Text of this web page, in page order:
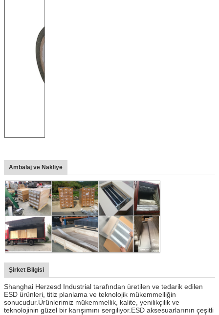
Ambalaj ve Nakliye
Şirket Bilgisi
Shanghai Herzesd Industrial tarafından üretilen ve tedarik edilen
ESD ürünleri, titiz planlama ve teknolojik mükemmelliğin
sonucudur.Ürünlerimiz mükemmellik, kalite, yenilikçilik ve
teknolojinin güzel bir karışımını sergiliyor.ESD aksesuarlarının çeşitli